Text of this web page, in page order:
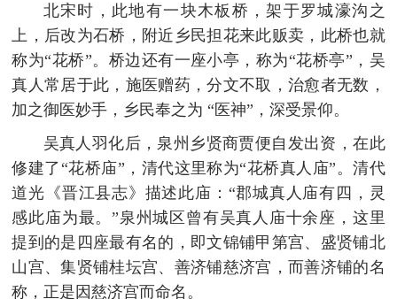
北宋时，此地有一块木板桥，架于罗城濠沟之
上，后改为石桥，附近乡民担花来此贩卖，此桥也就
称为“花桥”。桥边还有一座小亭，称为“花桥亭”，吴
真人常居于此，施医赠药，分文不取，治愈者无数，
加之御医妙手，乡民奉之为 “医神”，深受景仰。
吴真人羽化后，泉州乡贤商贾便自发出资，在此
修建了“花桥庙”，清代这里称为“花桥真人庙”。清代
道光《晋江县志》描述此庙：“郡城真人庙有四，灵
感此庙为最。”泉州城区曾有吴真人庙十余座，这里
提到的是四座最有名的，即文锦铺甲第宫、盛贤铺北
山宫、集贤铺桂坛宫、善济铺慈济宫，而善济铺的名
称，正是因慈济宫而命名。